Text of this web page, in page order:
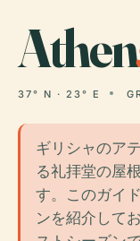
Athen
37° N · 23° E
ギリシャのア
る礼拝堂の屋
す。このガイ
ンを紹介して